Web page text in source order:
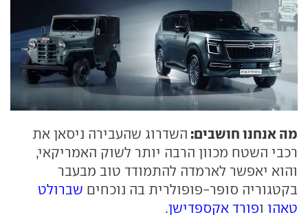
מה אנחנו חושבים: השדרוג שהעבירה ניסאן את
רכבי השטח מכוון הרבה יותר לשוק האמריקאי,
והוא יאפשר לארמדה להתמודד טוב מבעבר
בקטגוריה סופר-פופולרית בה נוכחים שברולט
טאהו ופורד אקספדישן.